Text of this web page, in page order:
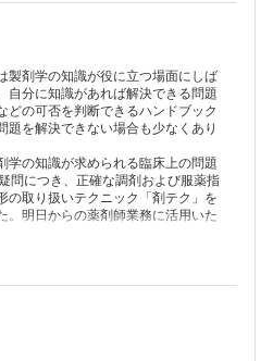
でどこまで生きているの？（吉田 直樹
目安にすればよいですか？（島﨑 学）
に掃除するべき薬は？（島﨑 学）
合変化はあるの？（山本 佳久）
ように交付したらよいの？（山本 佳久）
剤・注射剤」の剤テク
？（山本 佳久）
ールテープ貼付後の主成分の吸収は同等
使用回数が異なるのはなぜ？（島﨑
度は下がる？ 効果は変わらない？（島
製剤学の知識が役に立つ場面にしば
自分に知識があれば解決できる問題
どの可否を判断できるハンドブック
題を解決できない場合も少なくあり
学の知識が求められる臨床上の問題
問につき、正確な調剤および服薬指
の取り扱いテクニック「剤テク」を
。明日からの薬剤師業務に活用いた
ンバーはこちら
です。
オンライン環境でPDF版をご覧い